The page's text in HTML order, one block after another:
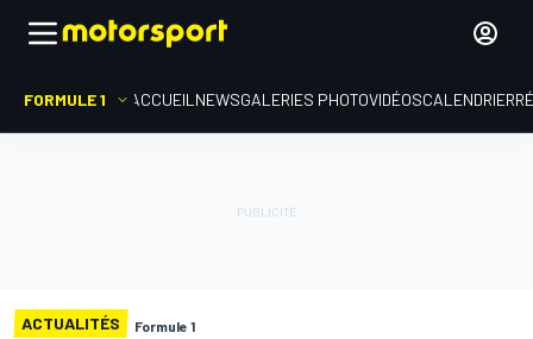
FORMULE 1 ACCUEIL NEWSGALERIES PHOTOVIDÉOSCALENDRIER
ACTUALITÉS Formule 1